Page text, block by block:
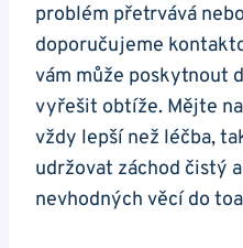
problém⁤ přetrvává
⁢doporučujeme
vám může poskytnout
vyřešit obtíže. Mějte
vždy lepší ‍než‍ léčba,
udržovat záchod čistý
nevhodných‌ věcí do